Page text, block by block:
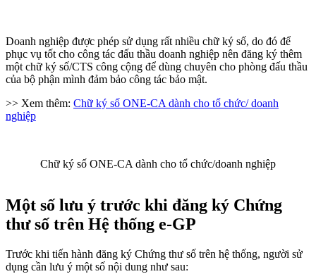
Doanh nghiệp được phép sử dụng rất nhiều chữ ký số, do đó để
phục vụ tốt cho công tác đấu thầu doanh nghiệp nên đăng ký thêm
một chữ ký số/CTS công cộng để dùng chuyên cho phòng đấu thầu
của bộ phận mình đảm bảo công tác bảo mật.
>> Xem thêm: Chữ ký số ONE-CA dành cho tổ chức/ doanh
nghiệp
Chữ ký số ONE-CA dành cho tổ chức/doanh nghiệp
Một số lưu ý trước khi đăng ký Chứng
thư số trên Hệ thống e-GP
Trước khi tiến hành đăng ký Chứng thư số trên hệ thống, người sử
dụng cần lưu ý một số nội dung như sau: